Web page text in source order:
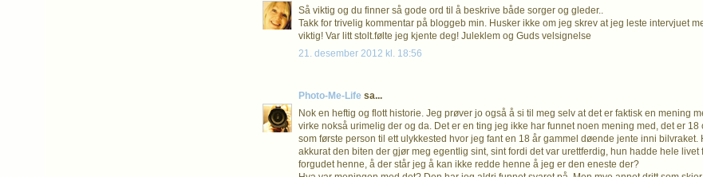
Så viktig og du finner så gode ord til å beskrive både sorger og gleder..
Takk for trivelig kommentar på bloggeb min. Husker ikke om jeg skrev at jeg leste intervjuet
viktig! Var litt stolt.følte jeg kjente deg! Juleklem og Guds velsignelse
21. desember 2012 kl. 18:56
Photo-Me-Life sa...
Nok en heftig og flott historie. Jeg prøver jo også å si til meg selv at det er faktisk en mening
virke nokså urimelig der og da. Det er en ting jeg ikke har funnet noen mening med, det er 18
som første person til ett ulykkested hvor jeg fant en 18 år gammel døende jente inni
akkurat den biten der gjør meg egentlig sint, sint fordi det var urettferdig, hun hadde hele livet
forgudet henne, å der står jeg å kan ikke redde henne å jeg er den eneste der?